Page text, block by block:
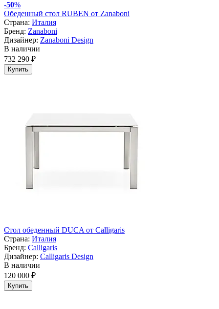
-50%
Обеденный стол RUBEN от Zanaboni
Страна: Италия
Бренд: Zanaboni
Дизайнер: Zanaboni Design
В наличии
732 290 ₽
Купить
Cтол обеденный DUCA от Calligaris
Страна: Италия
Бренд: Calligaris
Дизайнер: Calligaris Design
В наличии
120 000 ₽
Купить